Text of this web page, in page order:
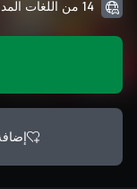
14 من اللغات المدعمة